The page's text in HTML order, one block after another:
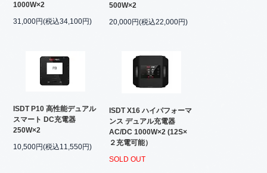
1000W×2
31,000円(税込34,100円)
500W×2
20,000円(税込22,000円)
ISDT P10 高性能デュアル
スマート DC充電器
250W×2
10,500円(税込11,550円)
ISDT X16 ハイパフォーマ
ンス デュアル充電器
AC/DC 1000W×2 (12S×
２充電可能）
SOLD OUT